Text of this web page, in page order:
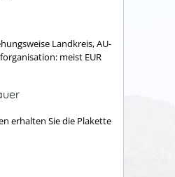
Landkreis, AU-
meist EUR
erhalten Sie die Plakette